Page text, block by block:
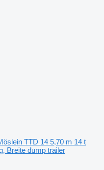
TTD 14 5,70 m 14 t
Breite dump trailer